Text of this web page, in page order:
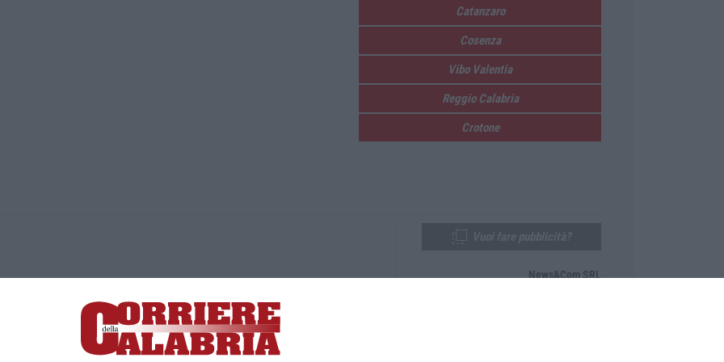
Catanzaro
Cosenza
Vibo Valentia
Reggio Calabria
Crotone
Lamezia Terme (CZ)
responsabile Paola Militano |Privacy
News&Com SRL